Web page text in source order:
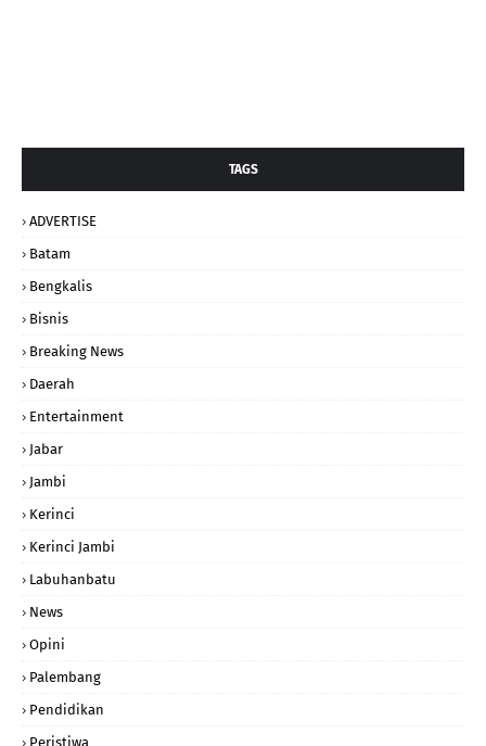
TAGS
ADVERTISE
Batam
Bengkalis
Bisnis
Breaking News
Daerah
Entertainment
Jabar
Jambi
Kerinci
Kerinci Jambi
Labuhanbatu
News
Opini
Palembang
Pendidikan
Peristiwa